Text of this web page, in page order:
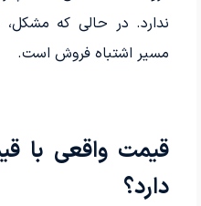
ندارد. در حالی که
مسیر اشتباه فروش است.
قیمت واقعی با
دارد؟